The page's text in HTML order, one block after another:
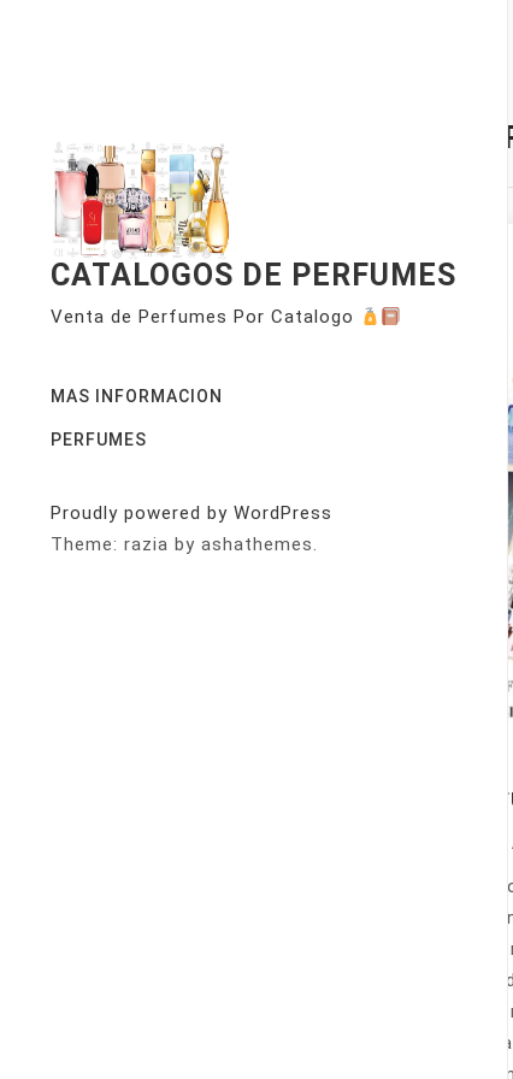
CATALOGOS DE PERFUMES
Venta de Perfumes Por Catalogo
MAS INFORMACION
PERFUMES
Proudly powered by WordPress
Theme: razia by ashathemes.
Sólo